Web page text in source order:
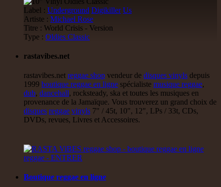
Ranking Fox Baltimores Earth And Power
i Am Not insane - Push On
Uk Dub
12"
P And J Jah Fingers Uk
George Bowen Movement And Ranking Tipper
Reggae Music - Reggae Music Gone Clear
17.95€
Label : Underground Digikiller Us
Artiste : Michael Rose
Titre : World Crisis - Version
Type : Oldies Classic
rastavibes.net
rastavibes.net reggae shop vendeur de disques vinyls depuis
1999 boutique reggae en ligne spécialiste musique reggae,
dub, dancehall, rocksteady, ska et toutes les musiques en
provenance de la Jamaïque. Vous trouverez un grand choix de
disques reggae vinyls 7" / 45t, 10", 12", LPs / 33t, CDs,
DVDs, revues, Livres et Accessoires.
Boutique reggae en ligne